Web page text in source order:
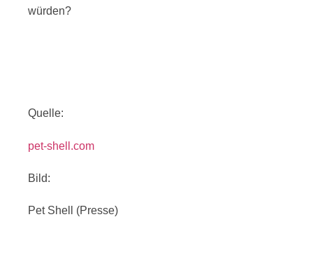
würden?
Quelle:
pet-shell.com
Bild:
Pet Shell (Presse)